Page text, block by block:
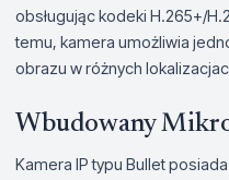
obsługując kodeki H.265+/
temu, kamera umożliwia
obrazu w różnych
Wbudowany
Kamera IP typu Bullet